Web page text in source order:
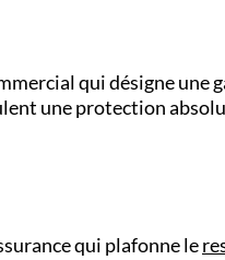
qui désigne
une protection
qui plafonne le